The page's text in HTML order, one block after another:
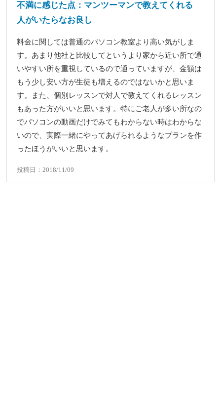
不満に感じた点：マンツーマンで教えてくれる
人がいたらなお良し
料金に関しては普通のパソコン教室より高い気がしま
す。あまり他社と比較してというより家から近い所で通
いやすい所を重視しているので通っていますが、金額は
もう少し安い方が生徒も増えるのではないかと思いま
す。また、個別レッスンで対人で教えてくれるレッスン
もあった方がいいと思います。特にご老人が多い所なの
でパソコンの動画だけでみてもわからない時はわからな
いので、実際一緒にやってあげられるようなプランを作
ったほうがいいと思います。
投稿日：2018/11/09